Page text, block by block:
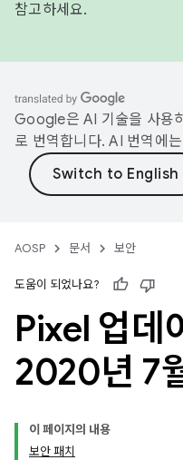
참고하세요.
Google은 AI 기술을 사용
로 번역합니다. AI 번역에
AOSP 문서 보안
도움이 되었나요?
Pixel 업데
2020년 7
이 페이지의 내용
보안 패치